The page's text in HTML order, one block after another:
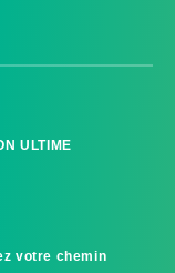
ULTIME
votre chemin